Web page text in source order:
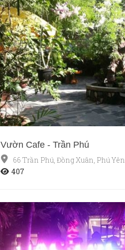
Vườn Cafe - Trần Phú
66 Trần Phú, Đồng Xuân, Phú Yên
407